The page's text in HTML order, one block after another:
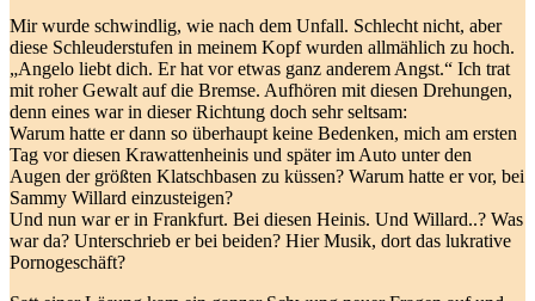
Mir wurde schwindlig, wie nach dem Unfall. Schlecht nicht, aber
diese Schleuderstufen in meinem Kopf wurden allmählich zu hoch.
„Angelo liebt dich. Er hat vor etwas ganz anderem Angst.“ Ich trat
mit roher Gewalt auf die Bremse. Aufhören mit diesen Drehungen,
denn eines war in dieser Richtung doch sehr seltsam:
Warum hatte er dann so überhaupt keine Bedenken, mich am ersten
Tag vor diesen Krawattenheinis und später im Auto unter den
Augen der größten Klatschbasen zu küssen? Warum hatte er vor, bei
Sammy Willard einzusteigen?
Und nun war er in Frankfurt. Bei diesen Heinis. Und Willard..? Was
war da? Unterschrieb er bei beiden? Hier Musik, dort das lukrative
Pornogeschäft?